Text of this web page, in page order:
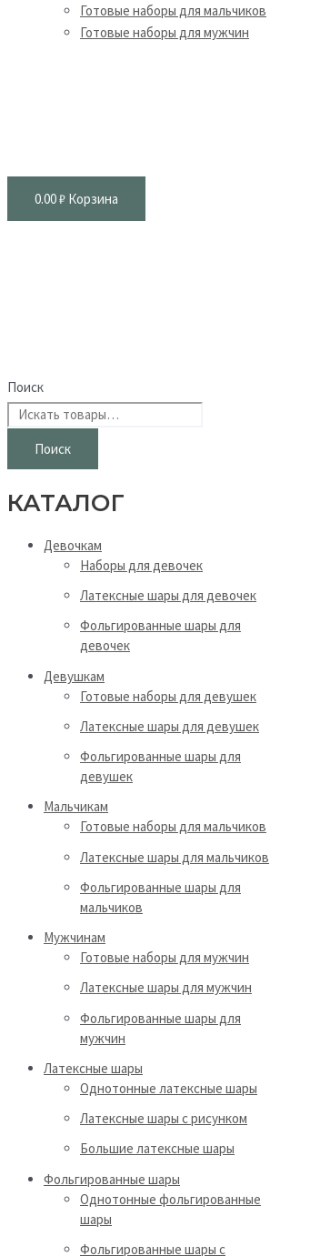
Готовые наборы для мальчиков
Готовые наборы для мужчин
0.00₽ Корзина
Поиск
Поиск
КАТАЛОГ
Девочкам
Наборы для девочек
Латексные шары для девочек
Фольгированные шары для
девочек
Девушкам
Готовые наборы для девушек
Латексные шары для девушек
Фольгированные шары для
девушек
Мальчикам
Готовые наборы для мальчиков
Латексные шары для мальчиков
Фольгированные шары для
мальчиков
Мужчинам
Готовые наборы для мужчин
Латексные шары для мужчин
Фольгированные шары для
мужчин
Латексные шары
Однотонные латексные шары
Латексные шары с рисунком
Большие латексные шары
Фольгированные шары
Однотонные фольгированные
шары
Фольгированные шары с